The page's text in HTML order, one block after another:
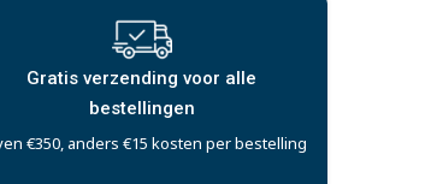
Gratis verzending voor alle
bestellingen
€350, anders €15 kosten per bestelling